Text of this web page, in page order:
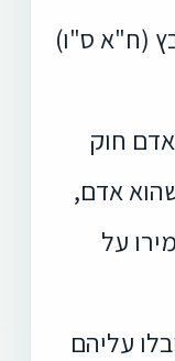
(ח"א ס"ו)
חוק
אדם,
על
עליהם